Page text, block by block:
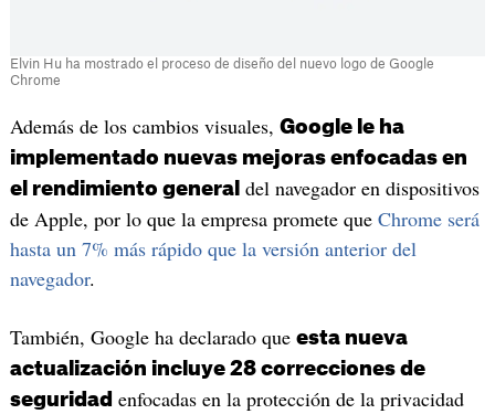
Elvin Hu ha mostrado el proceso de diseño del nuevo logo de Google
Chrome
Además de los cambios visuales, Google le ha
implementado nuevas mejoras enfocadas en
el rendimiento general del navegador en dispositivos
de Apple, por lo que la empresa promete que Chrome será
hasta un 7% más rápido que la versión anterior del
navegador.
También, Google ha declarado que esta nueva
actualización incluye 28 correcciones de
seguridad enfocadas en la protección de la privacidad